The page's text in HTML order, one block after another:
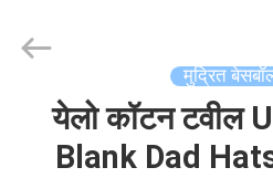
Manufacturing
मुद्रित
येलो कॉटन टवील
Blank Dad